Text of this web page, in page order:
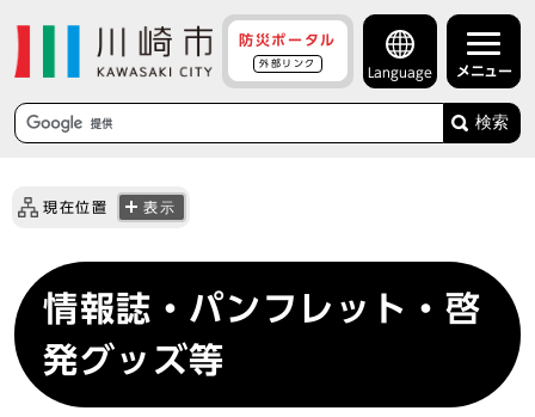
防災ポータル
外部リンク
Language メニュー
検索
現在位置 表示
情報誌・パンフレット・啓
発グッズ等